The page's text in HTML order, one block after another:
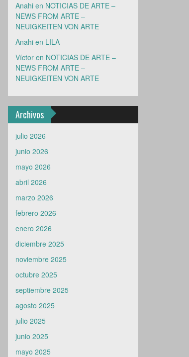
Anahien NOTICIAS DE ARTE –
NEWS FROM ARTE –
NEUIGKEITEN VON ARTE
Anahien LILA
Víctoren NOTICIAS DE ARTE –
NEWS FROM ARTE –
NEUIGKEITEN VON ARTE
Archivos
julio 2026
junio 2026
mayo 2026
abril 2026
marzo 2026
febrero 2026
enero 2026
diciembre 2025
noviembre 2025
octubre 2025
septiembre 2025
agosto 2025
julio 2025
junio 2025
mayo 2025